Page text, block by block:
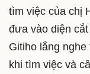
tìm việc của chị
đưa vào diện
Gitiho lắng
khi tìm việc và